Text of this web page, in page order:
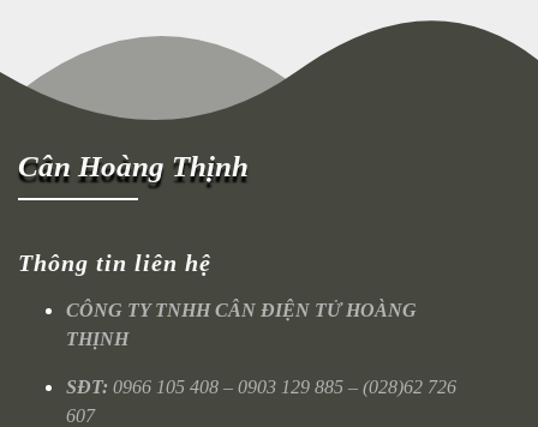
Cân Hoàng Thịnh
Thông tin liên hệ
CÔNG TY TNHH CÂN ĐIỆN TỬ HOÀNG
THỊNH
SĐT: 0966 105 408 – 0903 129 885 – (028)62 726
607